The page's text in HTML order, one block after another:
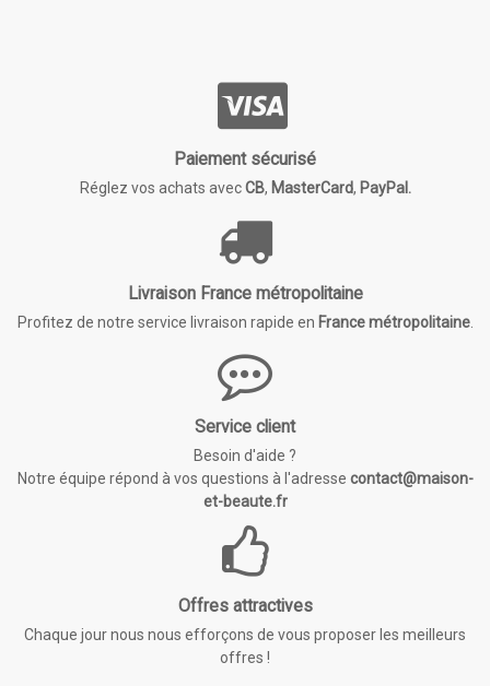
Paiement sécurisé
Réglez vos achats avecCB, MasterCard, PayPal.
Livraison France métropolitaine
Profitez de notre service livraison rapide en France métropolitaine.
Service client
Besoin d'aide ?
Notre équipe répond à vos questions à l'adresse contact@maison-
et-beaute.fr
Offres attractives
Chaque jour nous nous efforçons de vous proposer les meilleurs
offres !